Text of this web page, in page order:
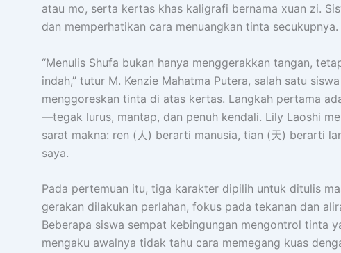
atau mo, serta kertas khas kaligrafi bernama xuan zi.
dan memperhatikan cara menuangkan tinta secukupnya.
“Menulis Shufa bukan hanya menggerakkan tangan,
indah,” tutur M. Kenzie Mahatma Putera, salah satu
menggoreskan tinta di atas kertas. Langkah pertama
—tegak lurus, mantap, dan penuh kendali. Lily Laoshi
sarat makna: ren (人) berarti manusia, tian (天) berarti
saya.
Pada pertemuan itu, tiga karakter dipilih untuk ditulis
gerakan dilakukan perlahan, fokus pada tekanan dan
Beberapa siswa sempat kebingungan mengontrol tinta
mengaku awalnya tidak tahu cara memegang kuas